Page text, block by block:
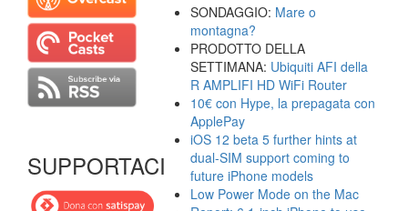
SUPPORTACI
SONDAGGIO: Mare o
montagna?
PRODOTTO DELLA
SETTIMANA: Ubiquiti AFI della
R AMPLIFI HD WiFi Router
10€ con Hype, la prepagata con
ApplePay
iOS 12 beta 5 further hints at
dual-SIM support coming to
future iPhone models
Low Power Mode on the Mac